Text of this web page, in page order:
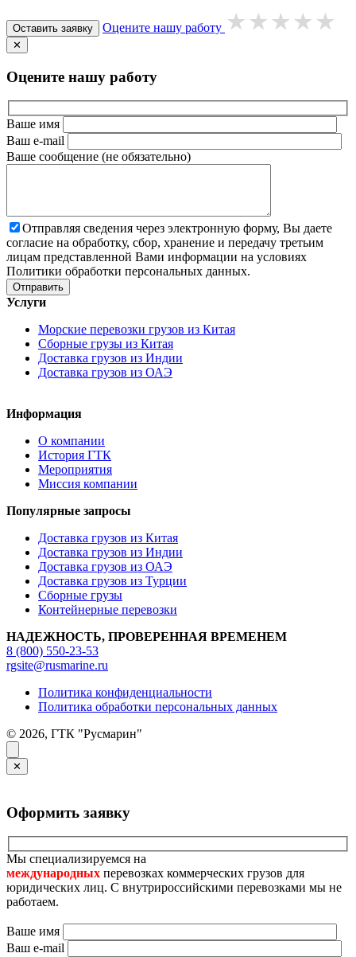
Оставить заявку Оцените нашу работу
✕
Оцените нашу работу
Ваше имя
Ваш e-mail
Ваше сообщение (не обязательно)
Отправляя сведения через электронную форму, Вы даете
согласие на обработку, сбор, хранение и передачу третьим
лицам представленной Вами информации на условиях
Политики обработки персональных данных.
Услуги
Морские перевозки грузов из Китая
Сборные грузы из Китая
Доставка грузов из Индии
Доставка грузов из ОАЭ
Информация
О компании
История ГТК
Мероприятия
Миссия компании
Популярные запросы
Доставка грузов из Китая
Доставка грузов из Индии
Доставка грузов из ОАЭ
Доставка грузов из Турции
Сборные грузы
Контейнерные перевозки
НАДЕЖНОСТЬ, ПРОВЕРЕННАЯ ВРЕМЕНЕМ
8 (800) 550-23-53
rgsite@rusmarine.ru
Политика конфиденциальности
Политика обработки персональных данных
© 2026, ГТК "Русмарин"
✕
Оформить заявку
Мы специализируемся на
международных перевозках коммерческих грузов для
юридических лиц. С внутрироссийскими перевозками мы не
работаем.
Ваше имя
Ваш e-mail